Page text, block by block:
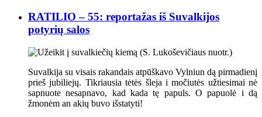
RATILIO – 55: reportažas iš Suvalkijos
potyrių salos
Suvalkija su visais rakandais atpūškavo Vylniun dą pirmadienį
prieš jubiliejų. Tikriausia tėtės šleja i močiutės užtiesimai nė
sapnuote nesapnavo, kad kada tę papuls. O papuolė i dą
žmonėm an akių buvo išstatyti!